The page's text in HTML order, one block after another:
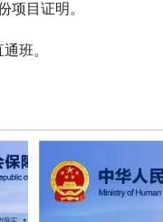
项目证明。
班。